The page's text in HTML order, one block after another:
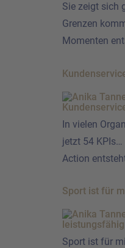
Sie zeigt sich
Grenzen
Momenten
In vielen
jetzt 54 KPIs…
Action
Sport ist für
Sport ist für